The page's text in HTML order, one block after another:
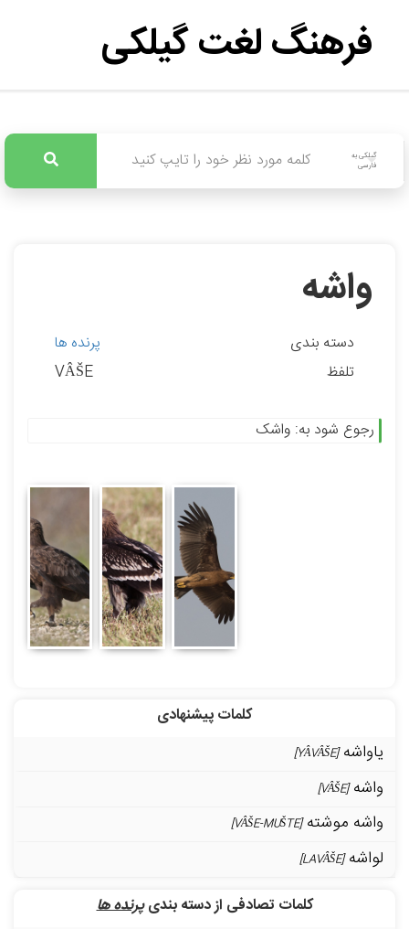
فرهنگ لغت گیلکی
گیلکی به
فارسی
واشه
VÂŠE تلفظ
پرنده ها دسته بندی
رجوع شود به: واشک
کلمات پیشنهادی
یاواشه[YÂVÂŠE]
واشه[VÂŠE]
واشه موشته[VÂŠE-MUŠTE]
لواشه[LAVÂŠE]
کلمات تصادفی از دسته بندیپرنده ها